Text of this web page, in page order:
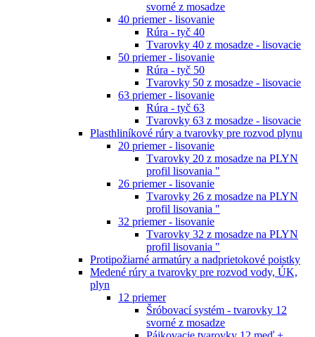
svorné z mosadze
40 priemer - lisovanie
Rúra - tyč 40
Tvarovky 40 z mosadze - lisovacie
50 priemer - lisovanie
Rúra - tyč 50
Tvarovky 50 z mosadze - lisovacie
63 priemer - lisovanie
Rúra - tyč 63
Tvarovky 63 z mosadze - lisovacie
Plasthliníkové rúry a tvarovky pre rozvod plynu
20 priemer - lisovanie
Tvarovky 20 z mosadze na PLYN
profil lisovania "
26 priemer - lisovanie
Tvarovky 26 z mosadze na PLYN
profil lisovania "
32 priemer - lisovanie
Tvarovky 32 z mosadze na PLYN
profil lisovania "
Protipožiarné armatúry a nadprietokové poistky
Medené rúry a tvarovky pre rozvod vody, ÚK,
plyn
12 priemer
Šróbovací systém - tvarovky 12
svorné z mosadze